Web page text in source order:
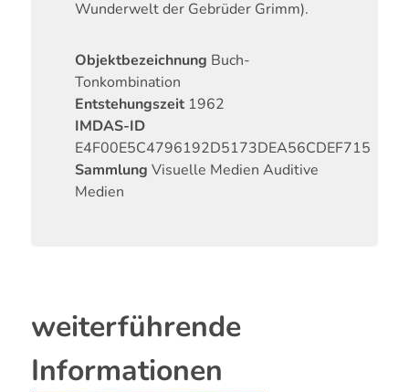
Wunderwelt der Gebrüder Grimm).
Objektbezeichnung Buch-
Tonkombination
Entstehungszeit 1962
IMDAS-ID
E4F00E5C4796192D5173DEA56CDEF715
Sammlung Visuelle Medien Auditive
Medien
weiterführende
Informationen